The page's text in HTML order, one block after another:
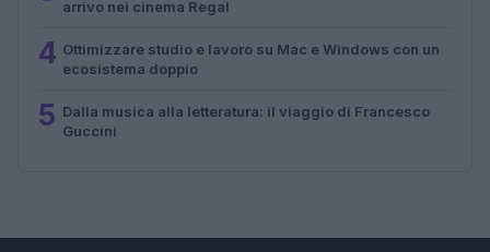
arrivo nei cinema Regal
4 Ottimizzare studio e lavoro su Mac e Windows con un
ecosistema doppio
5 Dalla musica alla letteratura: il viaggio di Francesco
Guccini